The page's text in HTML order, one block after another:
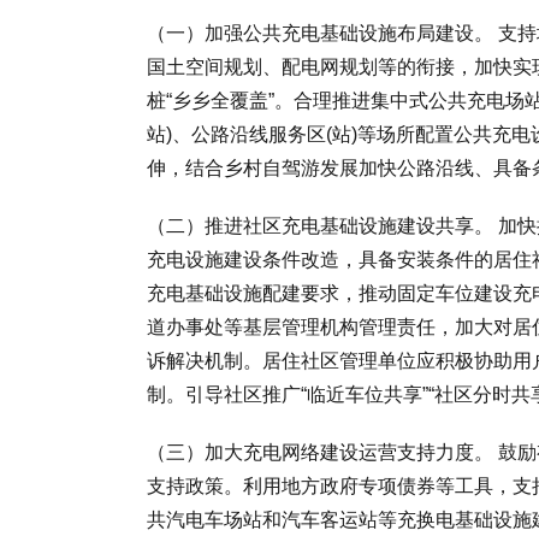
（一）加强公共充电基础设施布局建设。 支
国土空间规划、配电网规划等的衔接，加快
桩“乡乡全覆盖”。合理推进集中式公共充电
站)、公路沿线服务区(站)等场所配置公共充
伸，结合乡村自驾游发展加快公路沿线、具
（二）推进社区充电基础设施建设共享。 加
充电设施建设条件改造，具备安装条件的居
充电基础设施配建要求，推动固定车位建设
道办事处等基层管理机构管理责任，加大对
诉解决机制。居住社区管理单位应积极协助
制。引导社区推广“临近车位共享”“社区分时共
（三）加大充电网络建设运营支持力度。 鼓
支持政策。利用地方政府专项债券等工具，
共汽电车场站和汽车客运站等充换电基础设